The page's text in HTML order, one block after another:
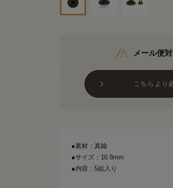
メール便
こちらより
●素材：真鍮
●サイズ：16.8mm
●内容：5組入り